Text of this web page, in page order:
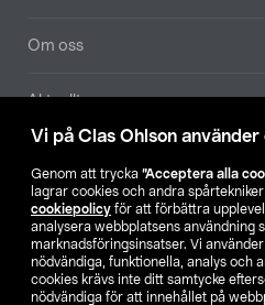
Vi på Clas Ohlson använder
Genom att trycka ”Acceptera alla
lagrar cookies och andra
cookiepolicy för att förbättra
analysera webbplatsens användning
marknadsföringsinsatser. Vi
nödvändiga, funktionella, analys och
cookies krävs inte ditt samtycke
nödvändiga för att innehållet på
Om oss
Aktuellt
Hitta
SE NO